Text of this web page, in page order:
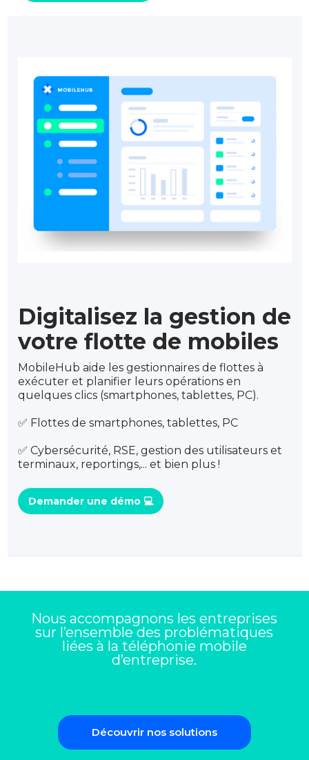
Digitalisez la gestion de
votre flotte de mobiles
MobileHub aide les gestionnaires de flottes à
exécuter et planifier leurs opérations en
quelques clics (smartphones, tablettes, PC).
✅ Flottes de smartphones, tablettes, PC
✅ Cybersécurité, RSE, gestion des utilisateurs et
terminaux, reportings,... et bien plus !
Demander une démo 💻
Nous accompagnons les entreprises
sur l’ensemble des problématiques
liées à la téléphonie mobile
d’entreprise.
Découvrir nos solutions